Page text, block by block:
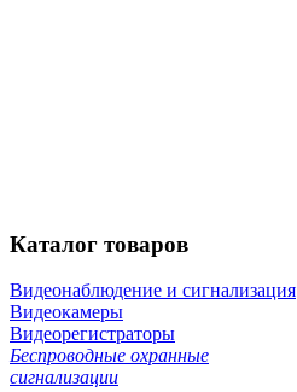
Каталог товаров
Видеонаблюдение и сигнализация
Видеокамеры
Видеорегистраторы
Беспроводные охранные
сигнализации